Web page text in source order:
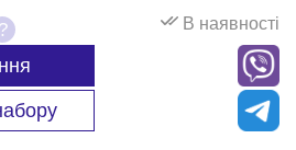
? В наявності